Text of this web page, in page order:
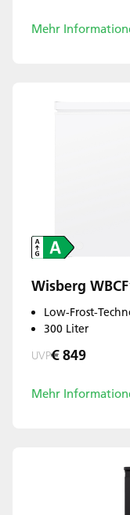
Mehr
Wisberg
Low-Frost-
300 Liter
UVP€ 849
Mehr